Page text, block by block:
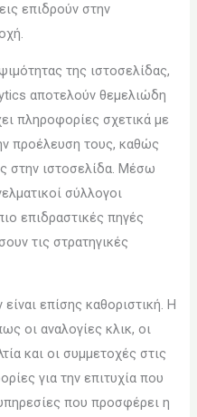
επιδρούν στην
της ιστοσελίδας,
αποτελούν θεμελιώδη
πληροφορίες σχετικά με
προέλευση τους, καθώς
στην ιστοσελίδα. Μέσω
σύλλογοι
επιδραστικές πηγές
τις στρατηγικές
επίσης καθοριστική. Η
οι αναλογίες κλικ, οι
και οι συμμετοχές στις
για την επιτυχία που
που προσφέρει η